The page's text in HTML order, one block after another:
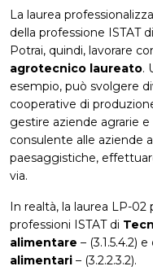
La laurea
della professione ISTAT
Potrai, quindi, lavorare
agrotecnico laureato.
esempio, può svolgere
cooperative di
gestire aziende agrarie
consulente alle aziende
paesaggistiche,
via.
In realtà, la laurea LP-02
professioni ISTAT di
alimentare – (3.1.5.4.2) e
alimentari – (3.2.2.3.2).